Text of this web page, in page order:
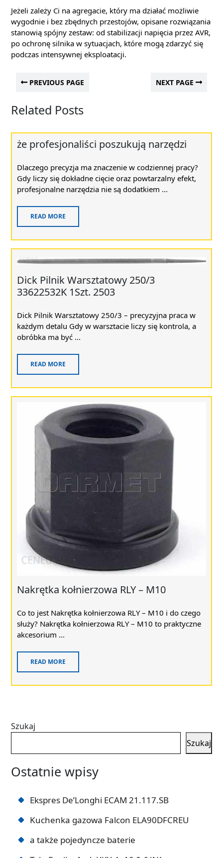
Jeżeli zależy Ci na agregacie, który ma działać możliwie
wygodnie i bez zbędnych przestojów, opisane rozwiązania
stanowią spójny zestaw: od stabilizacji napięcia przez AVR,
po ochronę silnika w sytuacjach, które mogą zdarzyć się
podczas intensywnej eksploatacji.
PREVIOUS PAGE NEXT PAGE
Related Posts
że profesjonaliści poszukują narzędzi
Dlaczego precyzja ma znaczenie w codziennej pracy?
Gdy liczy się dokładne cięcie oraz powtarzalny efekt,
profesjonalne narzędzia nie są dodatkiem ...
READ MORE
Dick Pilnik Warsztatowy 250/3
33622532K 1Szt. 2503
Dick Pilnik Warsztatowy 250/3 – precyzyjna praca w
każdym detalu Gdy w warsztacie liczy się kontrola, a
obróbka ma być ...
READ MORE
Nakrętka kołnierzowa RLY – M10
Co to jest Nakrętka kołnierzowa RLY – M10 i do czego
służy? Nakrętka kołnierzowa RLY – M10 to praktyczne
akcesorium ...
READ MORE
Szukaj
Szukaj
Ostatnie wpisy
Ekspres De’Longhi ECAM 21.117.SB
Kuchenka gazowa Falcon ELA90DFCREU
a także pojedyncze baterie